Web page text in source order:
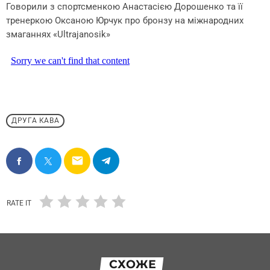
Говорили з спортсменкою Анастасією Дорошенко та її
тренеркою Оксаною Юрчук про бронзу на міжнародних
змаганнях «Ultrajanosik»
ДРУГА КАВА
email
RATE IT
СХОЖЕ